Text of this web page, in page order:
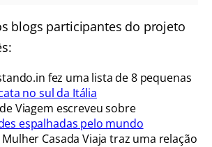
blogs participantes do projeto
fez uma lista de8 pequenas
no sul da Itália
Viagem escreveu sobre
espalhadas pelo mundo
Casada Viaja traz uma relação